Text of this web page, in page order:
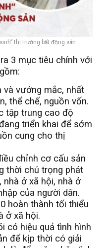
thị trường bất động sản
3 mục tiêu chính với
và vướng mắc, nhất
thể chế, nguồn vốn.
tập trung cao độ
triển khai để sớm
cung cho thị
chỉnh cơ cấu sản
thời chú trọng phát
nhà ở xã hội, nhà ở
của người dân.
hoàn thành tối thiểu
ở xã hội.
có hiệu quả tình hình
để kịp thời có giải